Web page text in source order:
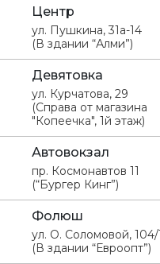
Центр
ул. Пушкина, 31а-14
(В здании “Алми”)
Девятовка
ул. Курчатова, 29
(Справа от магазина
"Копеечка", 1й этаж)
Автовокзал
пр. Космонавтов 11
(“Бургер Кинг”)
Фолюш
ул. О. Соломовой, 104/
(В здании “Евроопт”)